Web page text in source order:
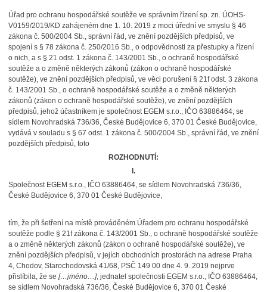
Úřad pro ochranu hospodářské soutěže ve správním řízení sp. zn. ÚOHS-
V0159/2019/KD zahájeném dne 1. 10. 2019 z moci úřední ve smyslu § 46
zákona č. 500/2004 Sb., správní řád, ve znění pozdějších předpisů, ve
spojení s § 78 zákona č. 250/2016 Sb., o odpovědnosti za přestupky a řízení
o nich, a s § 21 odst. 1 zákona č. 143/2001 Sb., o ochraně hospodářské
soutěže a o změně některých zákonů (zákon o ochraně hospodářské
soutěže), ve znění pozdějších předpisů, ve věci porušení § 21f odst. 3 zákona
č. 143/2001 Sb., o ochraně hospodářské soutěže a o změně některých
zákonů (zákon o ochraně hospodářské soutěže), ve znění pozdějších
předpisů, jehož účastníkem je společnost EGEM s.r.o.,IČO 63886464, se
sídlem Novohradská 736/36, České Budějovice 6, 370 01 České Budějovice,
vydává v souladu s § 67 odst. 1 zákona č. 500/2004 Sb., správní řád, ve znění
pozdějších předpisů, toto
ROZHODNUTÍ:
I.
Společnost EGEM s.r.o.,IČO 63886464, se sídlem Novohradská 736/36,
České Budějovice 6, 370 01 České Budějovice,
tím, že při šetření na místě prováděném Úřadem pro ochranu hospodářské
soutěže podle § 21f zákona č. 143/2001 Sb., o ochraně hospodářské soutěže
a o změně některých zákonů (zákon o ochraně hospodářské soutěže), ve
znění pozdějších předpisů, v jejích obchodních prostorách na adrese Praha
4, Chodov, Starochodovská 41/68, PSČ 149 00 dne 4. 9. 2019 nejprve
přislíbila, že se […jméno…], jednatel společnosti EGEM s.r.o.,IČO 63886464,
se sídlem Novohradská 736/36, České Budějovice 6, 370 01 České